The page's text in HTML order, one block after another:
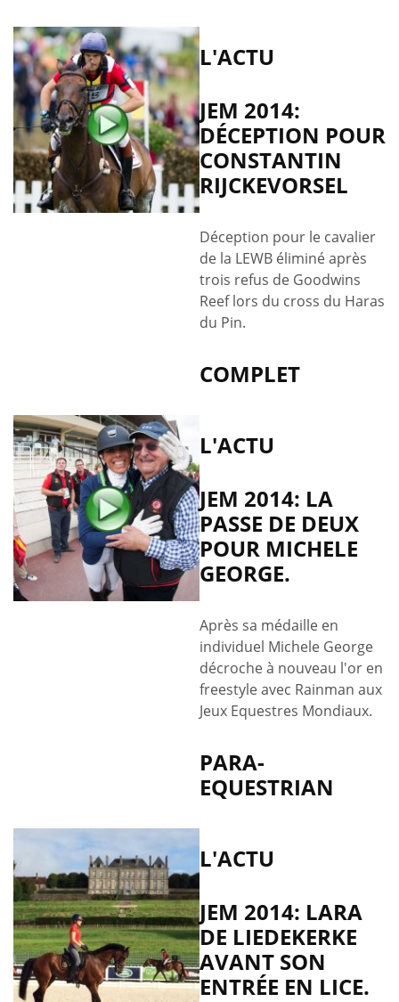
L'ACTU
JEM 2014:
DÉCEPTION POUR
CONSTANTIN
RIJCKEVORSEL
Déception pour le cavalier
de la LEWB éliminé après
trois refus de Goodwins
Reef lors du cross du Haras
du Pin.
COMPLET
L'ACTU
JEM 2014: LA
PASSE DE DEUX
POUR MICHELE
GEORGE.
Après sa médaille en
individuel Michele George
décroche à nouveau l'or en
freestyle avec Rainman aux
Jeux Equestres Mondiaux.
PARA-
EQUESTRIAN
L'ACTU
JEM 2014: LARA
DE LIEDEKERKE
AVANT SON
ENTRÉE EN LICE.